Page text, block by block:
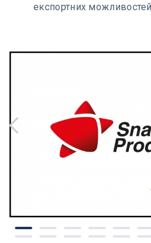
експортних